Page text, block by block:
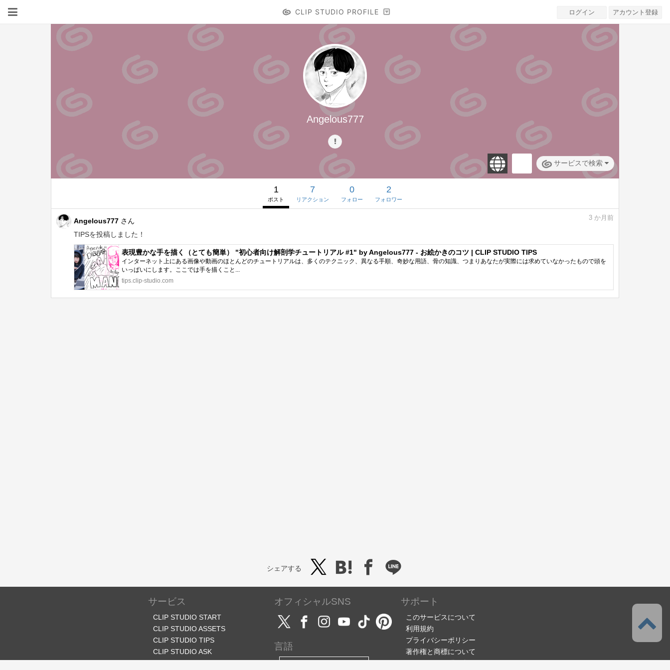
CLIP STUDIO PROFILE ログイン アカウント登録
Angelous777
サービスで検索
1
ポスト
7
リアクション
0
フォロー
2
フォロワー
Angelous777 さん
TIPSを投稿しました！
3 か月前
表現豊かな手を描く（とても簡単） "初心者向け解剖学チュートリアル #1" by Angelous777 - お絵かきのコツ | CLIP STUDIO TIPS
インターネット上にある画像や動画のほとんどのチュートリアルは、多くのテクニック、異なる手順、奇妙な用語、骨の知識、つまりあなたが実際には求めていなかったもので頭を
いっぱいにします。ここでは手を描くこと...
tips.clip-studio.com
シェアする
サービス
CLIP STUDIO START
CLIP STUDIO ASSETS
CLIP STUDIO TIPS
CLIP STUDIO ASK
オフィシャルSNS
言語
サポート
このサービスについて
利用規約
プライバシーポリシー
著作権と商標について